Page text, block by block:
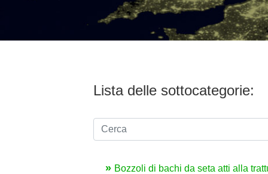
Lista delle sottocategorie:
Bozzoli di bachi da seta atti alla